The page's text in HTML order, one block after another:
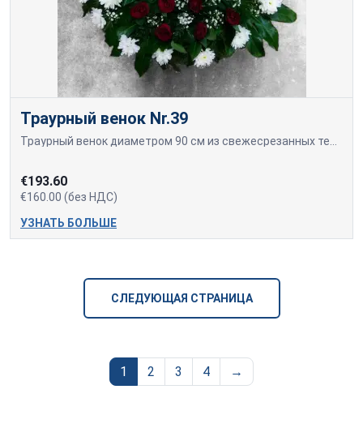
Траурный венок Nr.39
€193.60
€160.00 (без НДС)
УЗНАТЬ БОЛЬШЕ
СЛЕДУЮЩАЯ СТРАНИЦА
1 2 3 4 →